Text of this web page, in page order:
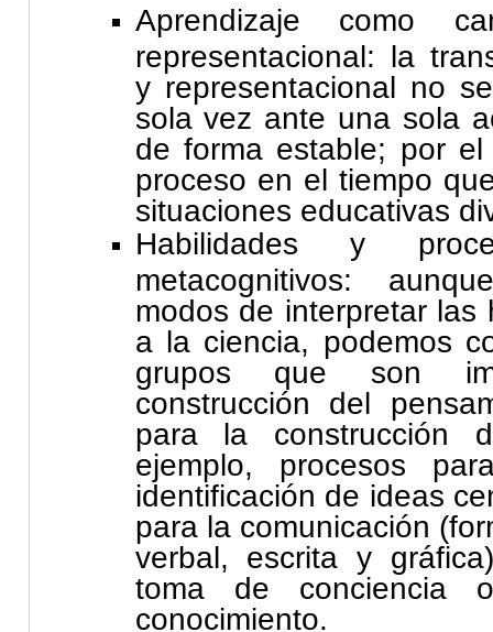
Aprendizaje como
representacional: la
y representacional no
sola vez ante una sola
de forma estable; por
proceso en el tiempo
situaciones educativas
Habilidades y
metacognitivos:
modos de interpretar las
a la ciencia, podemos
grupos que son
construcción del
para la construcción
ejemplo, procesos
identificación de ideas
para la comunicación
verbal, escrita y
toma de conciencia
conocimiento.